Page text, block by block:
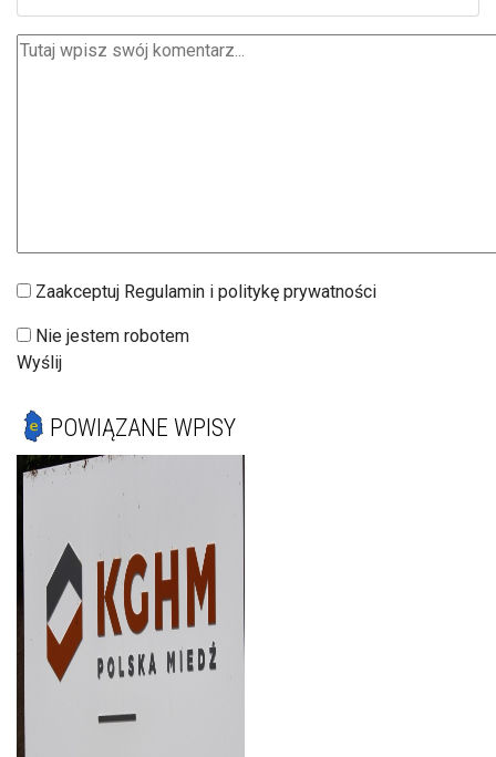
Zaakceptuj Regulamin i politykę prywatności
Nie jestem robotem
Wyślij
POWIĄZANE WPISY